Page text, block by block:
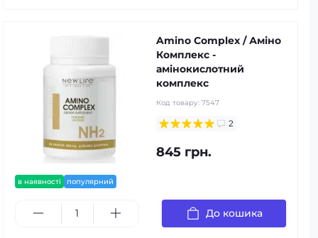
в наявності популярний
Amino Complex / Аміно
Комплекс -
амінокислотний
комплекс
Код товару: 7547
2
845 грн.
До кошика